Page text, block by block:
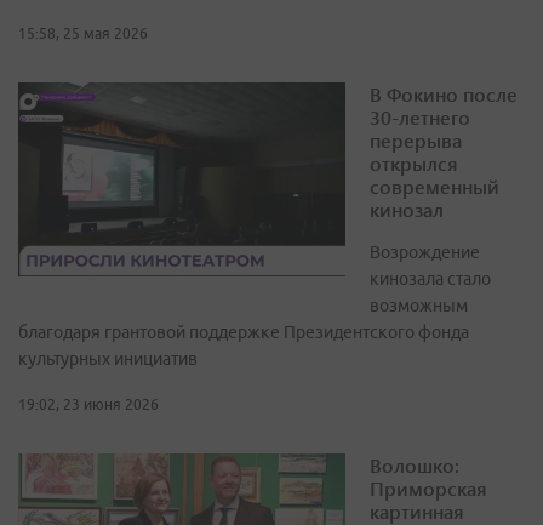
15:58, 25 мая 2026
В Фокино после
30-летнего
перерыва
открылся
современный
кинозал
Возрождение
кинозала стало
возможным
благодаря грантовой поддержке Президентского фонда
культурных инициатив
19:02, 23 июня 2026
Волошко:
Приморская
картинная